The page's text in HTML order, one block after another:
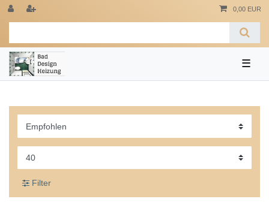
0,00 EUR
☰
Filter